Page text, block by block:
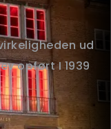
ud
opført I 1939